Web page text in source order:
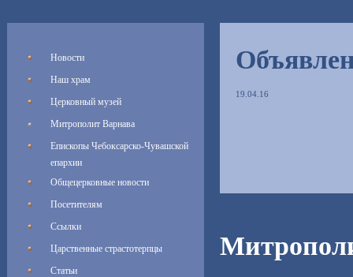
Новости
Наш храм
Церковный музей
Митрополит Варнава
Епископы Чебоксарско-Чувашской
епархии
Общецерковные новости
Посетителям
Ссылки
Царственные страстотерпцы
Статьи
19.04.16